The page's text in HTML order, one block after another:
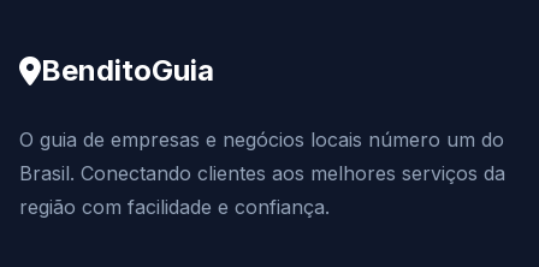
BenditoGuia
O guia de empresas e negócios locais número um do
Brasil. Conectando clientes aos melhores serviços da
região com facilidade e confiança.